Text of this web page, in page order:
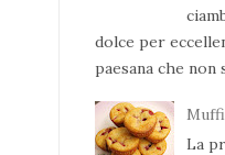
dolce per
paesana che non
La